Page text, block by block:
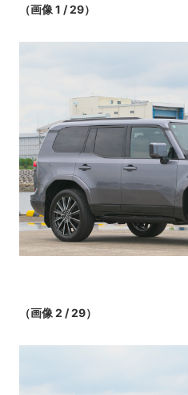
（画像 1 / 29）
（画像 2 / 29）